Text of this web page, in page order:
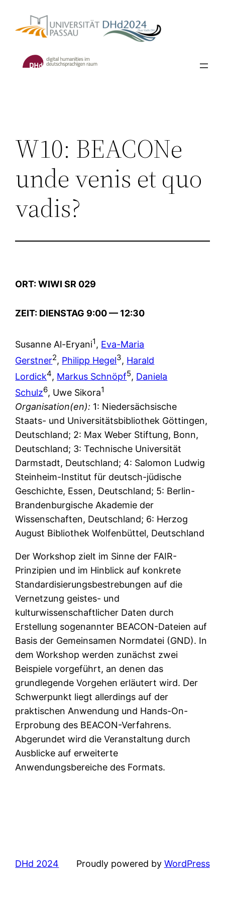
content
W10: BEACONe
unde venis et quo
vadis?
ORT: WIWI SR 029
ZEIT: DIENSTAG 9:00 — 12:30
Susanne Al-Eryani1, Eva-Maria
Gerstner2, Philipp Hegel3, Harald
Lordick4, Markus Schnöpf5, Daniela
Schulz6, Uwe Sikora1
Organisation(en): 1: Niedersächsische
Staats- und Universitätsbibliothek Göttingen,
Deutschland; 2: Max Weber Stiftung, Bonn,
Deutschland; 3: Technische Universität
Darmstadt, Deutschland; 4: Salomon Ludwig
Steinheim-Institut für deutsch-jüdische
Geschichte, Essen, Deutschland; 5: Berlin-
Brandenburgische Akademie der
Wissenschaften, Deutschland; 6: Herzog
August Bibliothek Wolfenbüttel, Deutschland
Der Workshop zielt im Sinne der FAIR-
Prinzipien und im Hinblick auf konkrete
Standardisierungsbestrebungen auf die
Vernetzung geistes- und
kulturwissenschaftlicher Daten durch
Erstellung sogenannter BEACON-Dateien auf
Basis der Gemeinsamen Normdatei (GND). In
dem Workshop werden zunächst zwei
Beispiele vorgeführt, an denen das
grundlegende Vorgehen erläutert wird. Der
Schwerpunkt liegt allerdings auf der
praktischen Anwendung und Hands-On-
Erprobung des BEACON-Verfahrens.
Abgerundet wird die Veranstaltung durch
Ausblicke auf erweiterte
Anwendungsbereiche des Formats.
DHd 2024 Proudly powered by WordPress